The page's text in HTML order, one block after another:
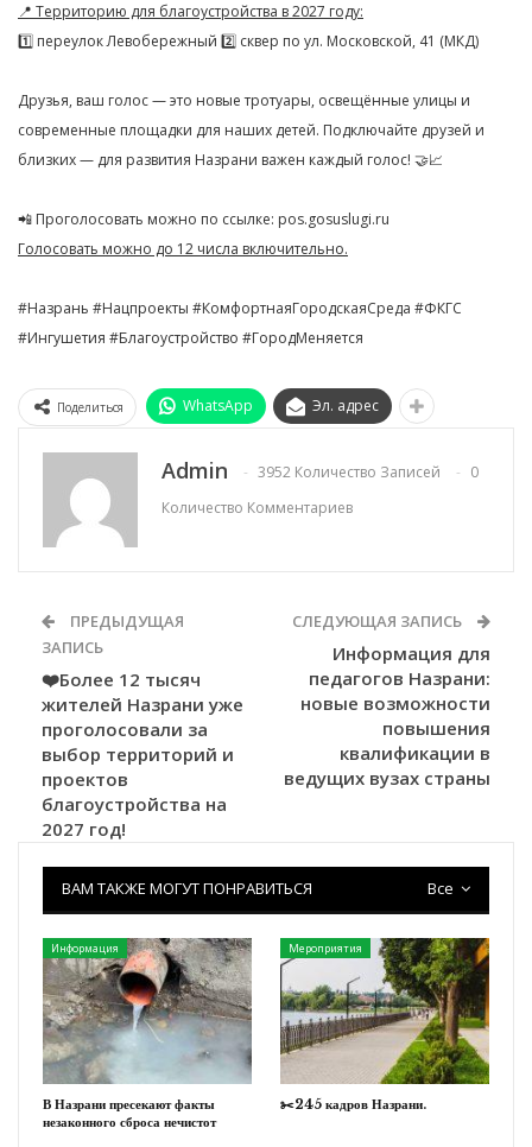
📍 Территорию для благоустройства в 2027 году:
1️⃣ переулок Левобережный 2️⃣ сквер по ул. Московской, 41 (МКД)
Друзья, ваш голос — это новые тротуары, освещённые улицы и
современные площадки для наших детей. Подключайте друзей и
близких — для развития Назрани важен каждый голос! 🤝📈
📲 Проголосовать можно по ссылке: pos.gosuslugi.ru
Голосовать можно до 12 числа включительно.
#Назрань #Нацпроекты #КомфортнаяГородскаяСреда #ФКГС
#Ингушетия #Благоустройство #ГородМеняется
Поделиться WhatsApp Эл. адрес
Admin 3952 Количество Записей
0
Количество Комментариев
ПРЕДЫДУЩАЯ
ЗАПИСЬ
❤️Более 12 тысяч
жителей Назрани уже
проголосовали за
выбор территорий и
проектов
благоустройства на
2027 год!
СЛЕДУЮЩАЯ ЗАПИСЬ
Информация для
педагогов Назрани:
новые возможности
повышения
квалификации в
ведущих вузах страны
Все
ВАМ ТАКЖЕ МОГУТ ПОНРАВИТЬСЯ
Информация
В Назрани пресекают факты
незаконного сброса нечистот
Мероприятия
✂️245 кадров Назрани.